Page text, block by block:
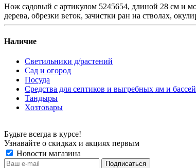
Нож садовый с артикулом 5245654, длиной 28 см и
дерева, обрезки веток, зачистки ран на стволах,
Наличие
Светильники д/растений
Сад и огород
Посуда
Средства для септиков и выгребных ям и
Тандыры
Хозтовары
Будьте всегда в курсе!
Узнавайте о скидках и акциях первым
Новости магазина